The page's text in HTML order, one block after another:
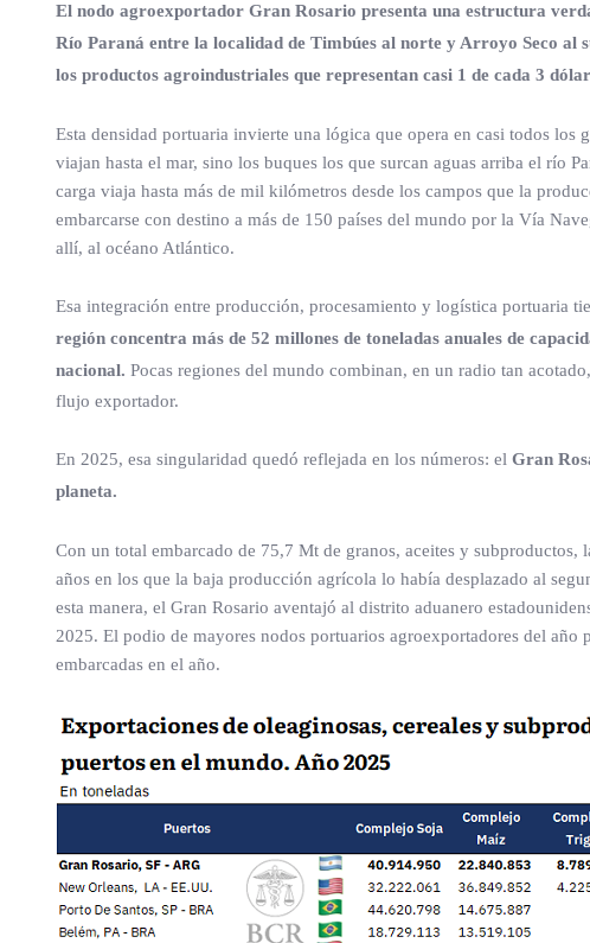
El nodo agroexportador Gran Rosario presenta una estructura
Río Paraná entre la localidad de Timbúes al norte y Arroyo Seco al
los productos agroindustriales que representan casi 1 de cada 3
Esta densidad portuaria invierte una lógica que opera en casi todos
viajan hasta el mar, sino los buques los que surcan aguas arriba el río
carga viaja hasta más de mil kilómetros desde los campos que la
embarcarse con destino a más de 150 países del mundo por la Vía
allí, al océano Atlántico.
Esa integración entre producción, procesamiento y logística portuaria
región concentra más de 52 millones de toneladas anuales de
nacional. Pocas regiones del mundo combinan, en un radio tan
flujo exportador.
En 2025, esa singularidad quedó reflejada en los números: el Gran
planeta.
Con un total embarcado de 75,7 Mt de granos, aceites y
años en los que la baja producción agrícola lo había desplazado al
esta manera, el Gran Rosario aventajó al distrito aduanero
2025. El podio de mayores nodos portuarios agroexportadores del
embarcadas en el año.